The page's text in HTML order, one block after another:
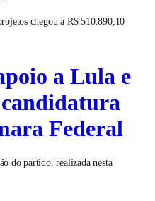
chegou a R$ 510.890,10
a Lula e
Federal
do partido, realizada nesta